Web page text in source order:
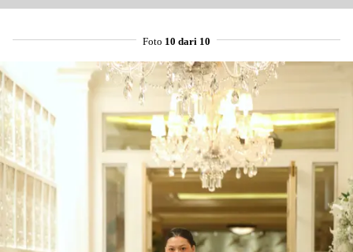
Foto 10 dari 10